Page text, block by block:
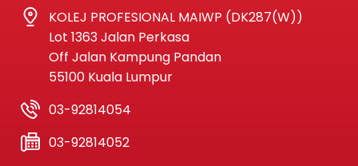
KOLEJ PROFESIONAL MAIWP (DK287(W))
Lot 1363 Jalan Perkasa
Off Jalan Kampung Pandan
55100 Kuala Lumpur
03-92814054
03-92814052